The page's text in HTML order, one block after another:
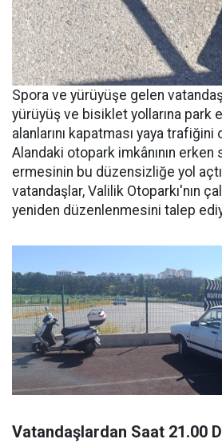
Spora ve yürüyüşe gelen
yürüyüş ve bisiklet yollarına park
alanlarını kapatması yaya
Alandaki otopark imkânının
ermesinin bu düzensizliğe yol
vatandaşlar, Valilik Otoparkı'nın
yeniden düzenlenmesini talep
Vatandaşlardan Saat 21.00